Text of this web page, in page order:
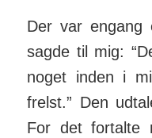
Der var
sagde til mig:
noget inden i
frelst.” Den
For det for­talte